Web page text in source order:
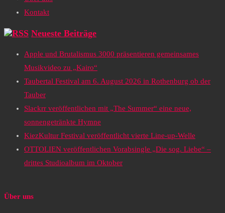
Kontakt
Neueste Beiträge
Apple und Brutalismus 3000 präsentieren gemeinsames
Musikvideo zu „Kairo“
Taubertal Festival am 6. August 2026 in Rothenburg ob der
Tauber
Slackrr veröffentlichen mit „The Summer“ eine neue,
sonnengetränkte Hymne
KiezKultur Festival veröffentlicht vierte Line-up-Welle
OTTOLIEN veröffentlichen Vorabsingle „Die sog. Liebe“ –
drittes Studioalbum im Oktober
Über uns